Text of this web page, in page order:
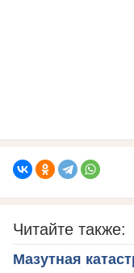
Читайте также:
Мазутная